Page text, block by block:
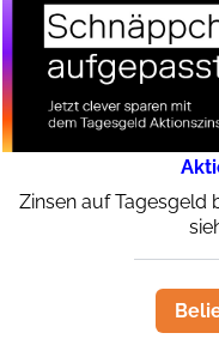
Zinsen auf Tagesgeld